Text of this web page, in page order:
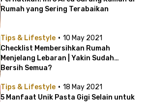
Rumah yang Sering Terabaikan
Tips & Lifestyle · 10 May 2021
Checklist Membersihkan Rumah
Menjelang Lebaran | Yakin Sudah
Bersih Semua?
Tips & Lifestyle · 18 May 2021
5 Manfaat Unik Pasta Gigi Selain untuk